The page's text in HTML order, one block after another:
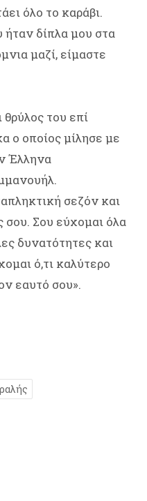
όλο το καράβι.
δίπλα μου στα
μαζί, είμαστε
του επί
ο οποίος μίλησε με
Έλληνα
σεζόν και
σου. Σου εύχομαι όλα
δυνατότητες και
ό,τι καλύτερο
εαυτό σου».